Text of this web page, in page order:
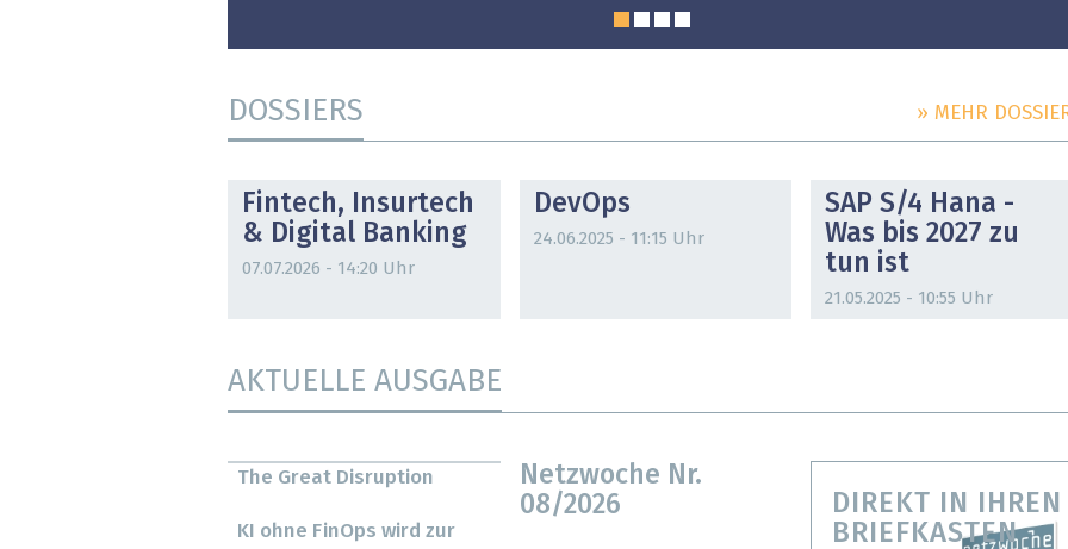
DOSSIERS » MEHR
Fintech, Insurtech
& Digital Banking
07.07.2026 - 14:20 Uhr
DevOps
24.06.2025 - 11:15 Uhr
SAP S/4 Hana -
Was bis 2027 zu
tun ist
21.05.2025 - 10:55 Uhr
AKTUELLE AUSGABE
Netzwoche Nr.
08/2026
The Great Disruption
KI ohne FinOps wird zur
DIREKT IN IHREN
BRIEFKASTEN